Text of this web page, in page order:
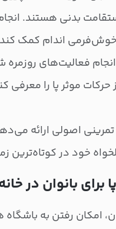
بدنی هستند. انجام
خوش‌فرمی اندام کمک
فعالیت‌های
حرکات موثر پا را
اصولی ارائه
خود در کوتاه‌ترین
برای بانوان در
امکان رفتن به